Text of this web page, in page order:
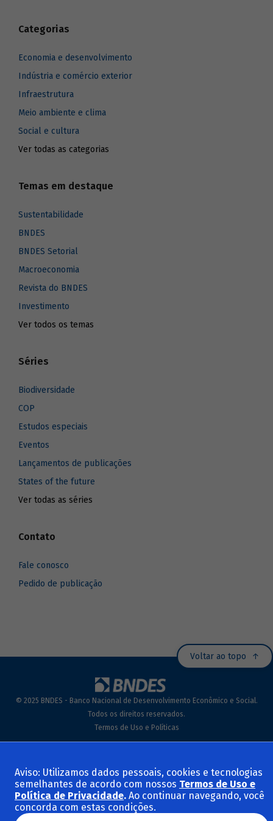
Categorias
Economia e desenvolvimento
Indústria e comércio exterior
Infraestrutura
Meio ambiente e clima
Social e cultura
Ver todas as categorias
Temas em destaque
Sustentabilidade
BNDES
BNDES Setorial
Macroeconomia
Revista do BNDES
Investimento
Ver todos os temas
Séries
Biodiversidade
COP
Estudos especiais
Eventos
Lançamentos de publicações
States of the future
Ver todas as séries
Contato
Fale conosco
Pedido de publicação
Voltar ao topo
© 2025 BNDES - Banco Nacional de Desenvolvimento Econômico e Social.
Todos os direitos reservados.
Termos de Uso e Políticas
Aviso: Utilizamos dados pessoais, cookies e tecnologias
semelhantes de acordo com nossos Termos de Uso e
Política de Privacidade. Ao continuar navegando, você
concorda com estas condições.